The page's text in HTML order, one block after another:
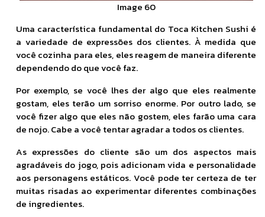
Image 60
Uma característica fundamental do Toca Kitchen Sushi é
a variedade de expressões dos clientes. À medida que
você cozinha para eles, eles reagem de maneira diferente
dependendo do que você faz.
Por exemplo, se você lhes der algo que eles realmente
gostam, eles terão um sorriso enorme. Por outro lado, se
você fizer algo que eles não gostem, eles farão uma cara
de nojo. Cabe a você tentar agradar a todos os clientes.
As expressões do cliente são um dos aspectos mais
agradáveis ​​do jogo, pois adicionam vida e personalidade
aos personagens estáticos. Você pode ter certeza de ter
muitas risadas ao experimentar diferentes combinações
de ingredientes.